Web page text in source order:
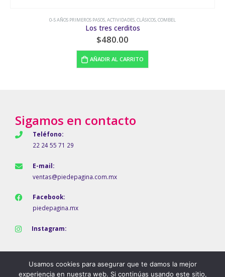
0-5 AÑOS PRIMEROS PASOS,ACTIVIDADES,CLÁSICOS,COMBEL
Los tres cerditos
AÑADIR AL CARRITO
Sigamos en contacto
Teléfono:
22 24 55 71 29
E-mail:
ventas@piedepagina.com.mx
Facebook:
piedepagina.mx
Instagram:
Usamos cookies para asegurar que te damos la mejor
experiencia en nuestra web. Si continúas usando este sitio,